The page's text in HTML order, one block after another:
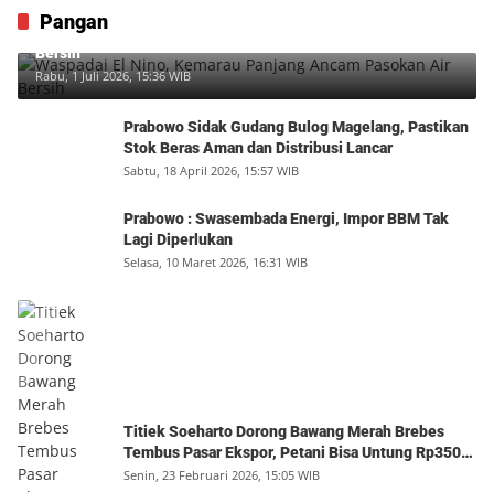
Pangan
Waspadai El Nino, Kemarau Panjang Ancam Pasokan Air
Bersih
Rabu, 1 Juli 2026, 15:36 WIB
Prabowo Sidak Gudang Bulog Magelang, Pastikan
Stok Beras Aman dan Distribusi Lancar
Sabtu, 18 April 2026, 15:57 WIB
Prabowo : Swasembada Energi, Impor BBM Tak